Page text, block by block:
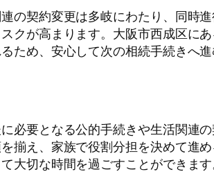
の契約変更は多岐にわたり、同時
クが高まります。大阪市西成区に
ため、安心して次の相続手続きへ進
必要となる公的手続きや生活関連
揃え、家族で役割分担を決めて進
大切な時間を過ごすことができます